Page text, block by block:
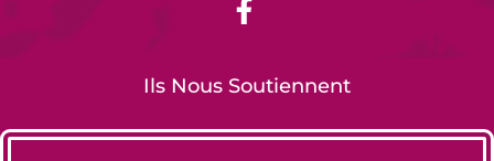
Ils Nous Soutiennent